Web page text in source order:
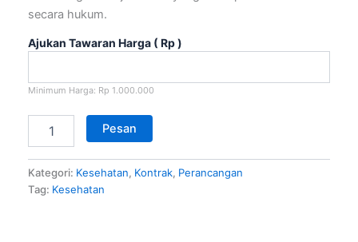
secara hukum.
Ajukan Tawaran Harga ( Rp )
Minimum Harga: Rp 1.000.000
Pesan
Kategori: Kesehatan, Kontrak, Perancangan
Tag: Kesehatan